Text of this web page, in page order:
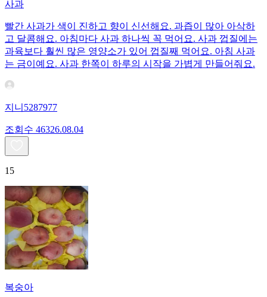
사과
빨간 사과가 색이 진하고 향이 신선해요. 과즙이 많아 아삭하
고 달콤해요. 아침마다 사과 하나씩 꼭 먹어요. 사과 껍질에는
과육보다 훨씬 많은 영양소가 있어 껍질째 먹어요. 아침 사과
는 금이예요. 사과 한쪽이 하루의 시작을 가볍게 만들어줘요.
지니5287977
조회수 46326.08.04
15
복숭아